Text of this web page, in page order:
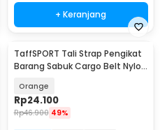
+ Keranjang
Baru
TaffSPORT Tali Strap Pengikat
Barang Sabuk Cargo Belt Nylon
Orange
Rp24.100
Rp46.900 49%